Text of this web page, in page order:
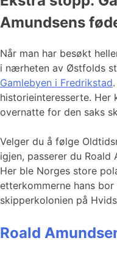
Amundsens
Når man har besøkt
i nærheten av Østfolds
Gamlebyen i Fredrikstad
historieinteresserte. Her
overnatte for den saks
Velger du å følge
igjen, passerer du Roald
Her ble Norges store
etterkommerne hans
skipperkolonien på
Roald